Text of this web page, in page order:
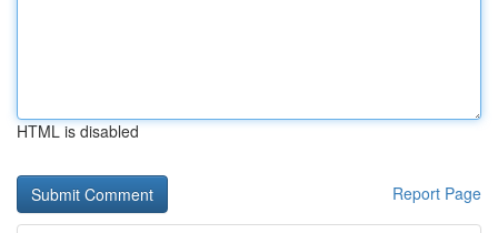
HTML is disabled
Report Page